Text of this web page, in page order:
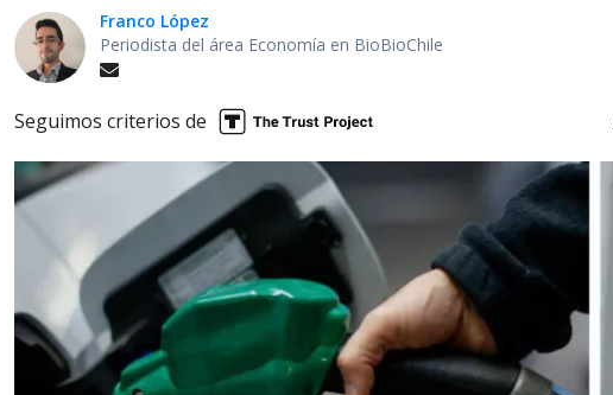
Franco López
Periodista del área Economía en BioBioChile
Seguimos criterios de